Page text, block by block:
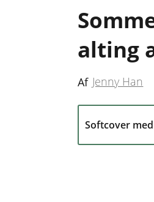
alting
Af Jenny Han
Softcover